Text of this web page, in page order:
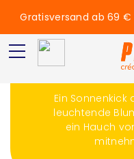
Ein Sonnenkick
leuchtende
ein Hauch
Gratisversand ab 69